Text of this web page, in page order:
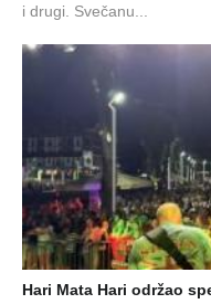
i drugi. Svečanu...
Hari Mata Hari održao